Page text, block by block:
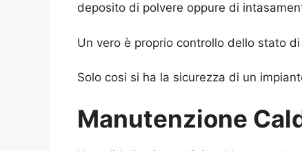
deposito di polvere oppure di
Un vero è proprio controllo dello stato
Solo cosi si ha la sicurezza di un
Manutenzione